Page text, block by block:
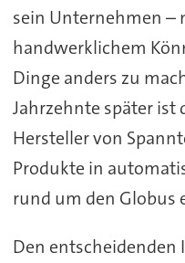
sein Unternehmen –
handwerklichem
Dinge anders zu
Jahrzehnte später
Hersteller von
Produkte in
rund um den Globus
Den